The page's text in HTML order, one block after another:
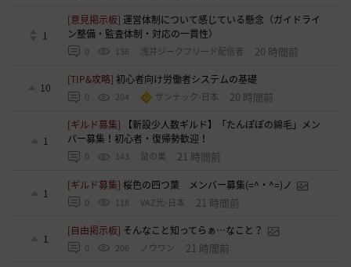
1
[意見掲示板]運営体制について感じている懸念（ガイドライ
ン整備・監査体制・対応の一貫性）
0 136 浅井ジークフリード配信者 20 時間前
10
[TIP&攻略]初心者向け労働者システムの基礎
0 204 ザンナック-日本 20 時間前
1
[ギルド募集]
【新設少人数ギルド】「たんぽぽの綿毛」メン
バー募集！初心者・復帰勢歓迎！
0 143 鼠の巣 21 時間前
1
[ギルド募集]桜色の四つ葉 メンバー募集(=^・^=)ノ
0 118 VAZ光-日本 21 時間前
1
[自由掲示板] そんなこと知ってらぁ…なこと？
0 206 ノウワン 21 時間前